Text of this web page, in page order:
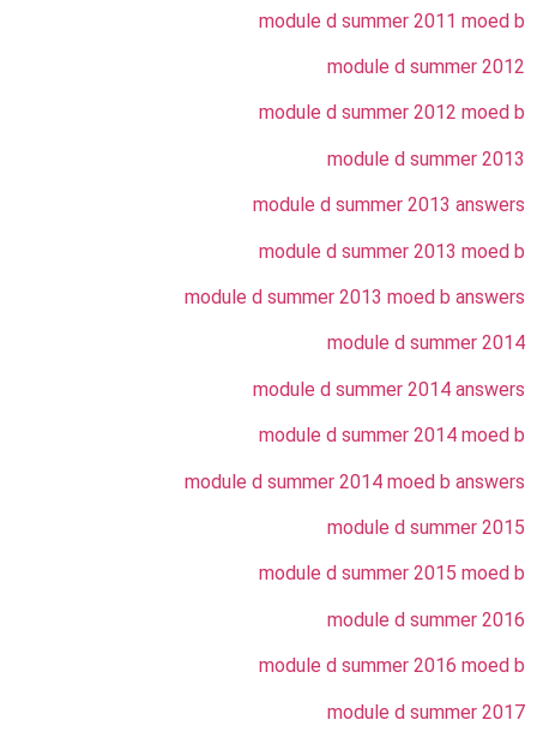
module d summer 2011 moed b
module d summer 2012
module d summer 2012 moed b
module d summer 2013
module d summer 2013 answers
module d summer 2013 moed b
module d summer 2013 moed b answers
module d summer 2014
module d summer 2014 answers
module d summer 2014 moed b
module d summer 2014 moed b answers
module d summer 2015
module d summer 2015 moed b
module d summer 2016
module d summer 2016 moed b
module d summer 2017